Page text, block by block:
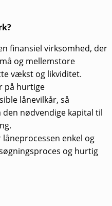
finansiel virksomhed, der
og mellemstore
vækst og likviditet.
på hurtige
lånevilkår, så
nødvendige kapital til
enkel og
og hurtig